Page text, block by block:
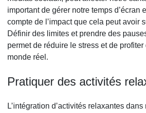
important de gérer notre temps d’écran
compte de l’impact que cela peut avoir
Définir des limites et prendre des
permet de réduire le stress et de
monde réel.
Pratiquer des activités
L’intégration d’activités relaxantes